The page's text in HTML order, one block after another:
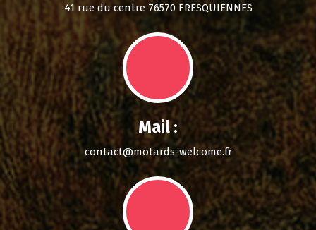
41 rue du centre 76570 FRESQUIENNES
Mail :
contact@motards-welcome.fr